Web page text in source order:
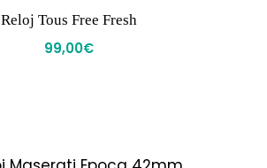
Reloj Tous Free Fresh
99,00€